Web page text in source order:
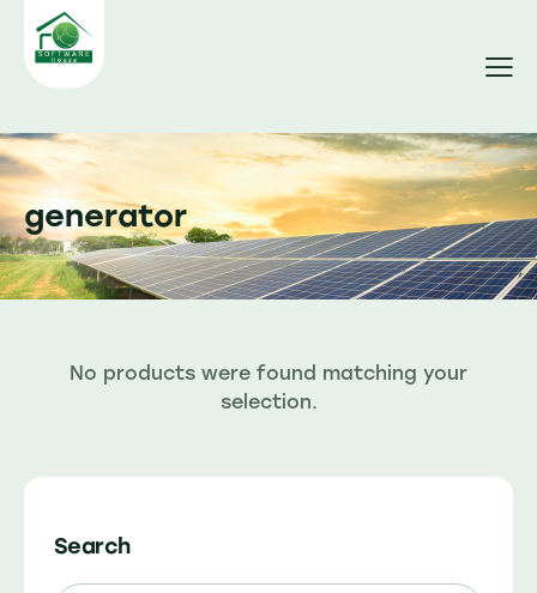
generator
No products were found matching your
selection.
Search